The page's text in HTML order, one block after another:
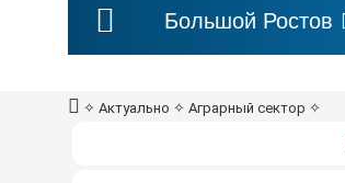
Большой Ростов
✧ Актуально ✧ Аграрный сектор ✧